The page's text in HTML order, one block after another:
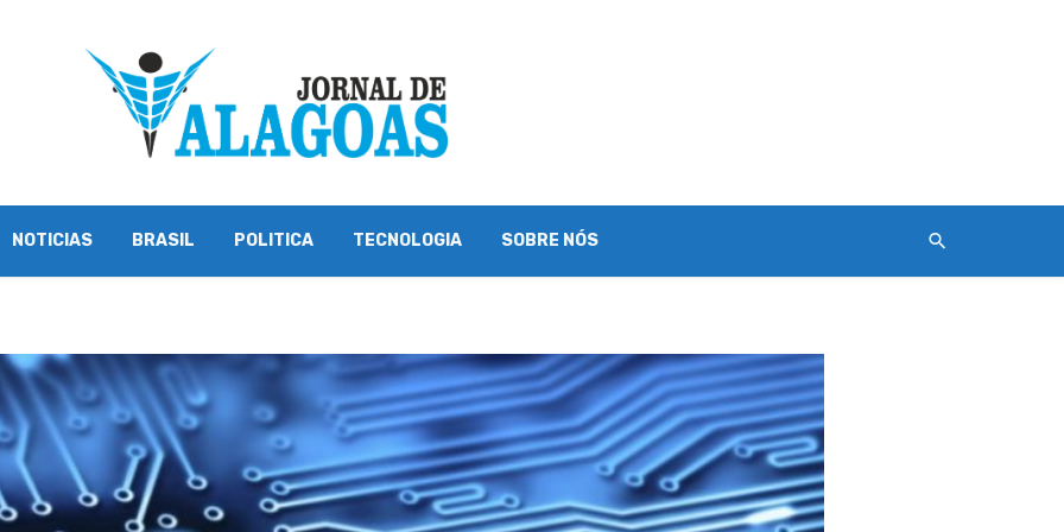
NOTICIAS BRASIL POLITICA TECNOLOGIA SOBRE NÓS